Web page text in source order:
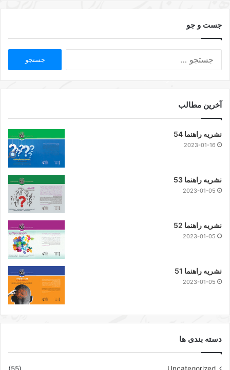
جست و جو
آخرین مطالب
نشریه راهنما 54
2023-01-16
نشریه راهنما 53
2023-01-05
نشریه راهنما 52
2023-01-05
نشریه راهنما 51
2023-01-05
دسته بندی ها